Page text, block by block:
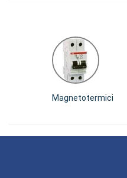
Magnetotermici